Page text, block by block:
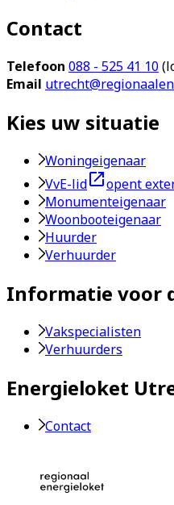
Contact
Telefoon 088 - 525 41 10
Email
Kies uw situatie
Woningeigenaar
VvE-lid
opent
Monumenteigenaar
Woonbooteigenaar
Huurder
Verhuurder
Informatie voor
Vakspecialisten
Verhuurders
Energieloket
Contact